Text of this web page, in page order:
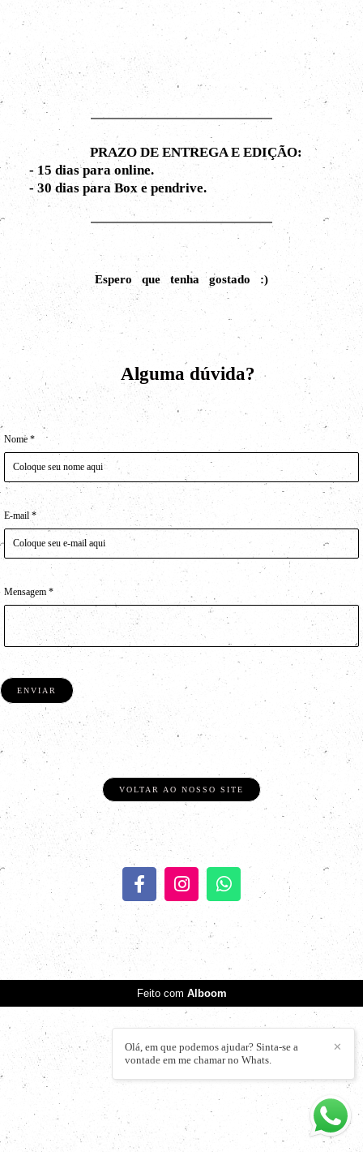
PRAZO DE ENTREGA E EDIÇÃO:
- 15 dias para online.
- 30 dias para Box e pendrive.
Espero que tenha gostado :)
Alguma dúvida?
Nome *
E-mail *
Mensagem *
ENVIAR
VOLTAR AO NOSSO SITE
✕
Olá, em que podemos ajudar? Sinta-se a
vontade em me chamar no Whats.
Feito com Alboom